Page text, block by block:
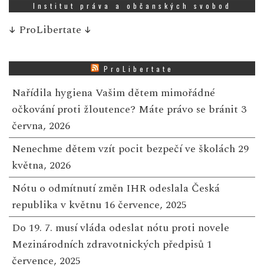
Institut práva a občanských svobod
↓ ProLibertate ↓
ProLibertate
Nařídila hygiena Vašim dětem mimořádné
očkování proti žloutence? Máte právo se bránit 3
června, 2026
Nenechme dětem vzít pocit bezpečí ve školách 29
května, 2026
Nótu o odmítnutí změn IHR odeslala Česká
republika v květnu 16 července, 2025
Do 19. 7. musí vláda odeslat nótu proti novele
Mezinárodních zdravotnických předpisů 1
července, 2025